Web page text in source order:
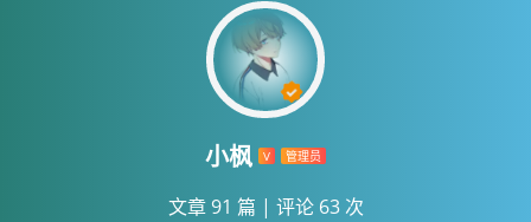
小枫 V 管理员
文章 91 篇 | 评论 63 次